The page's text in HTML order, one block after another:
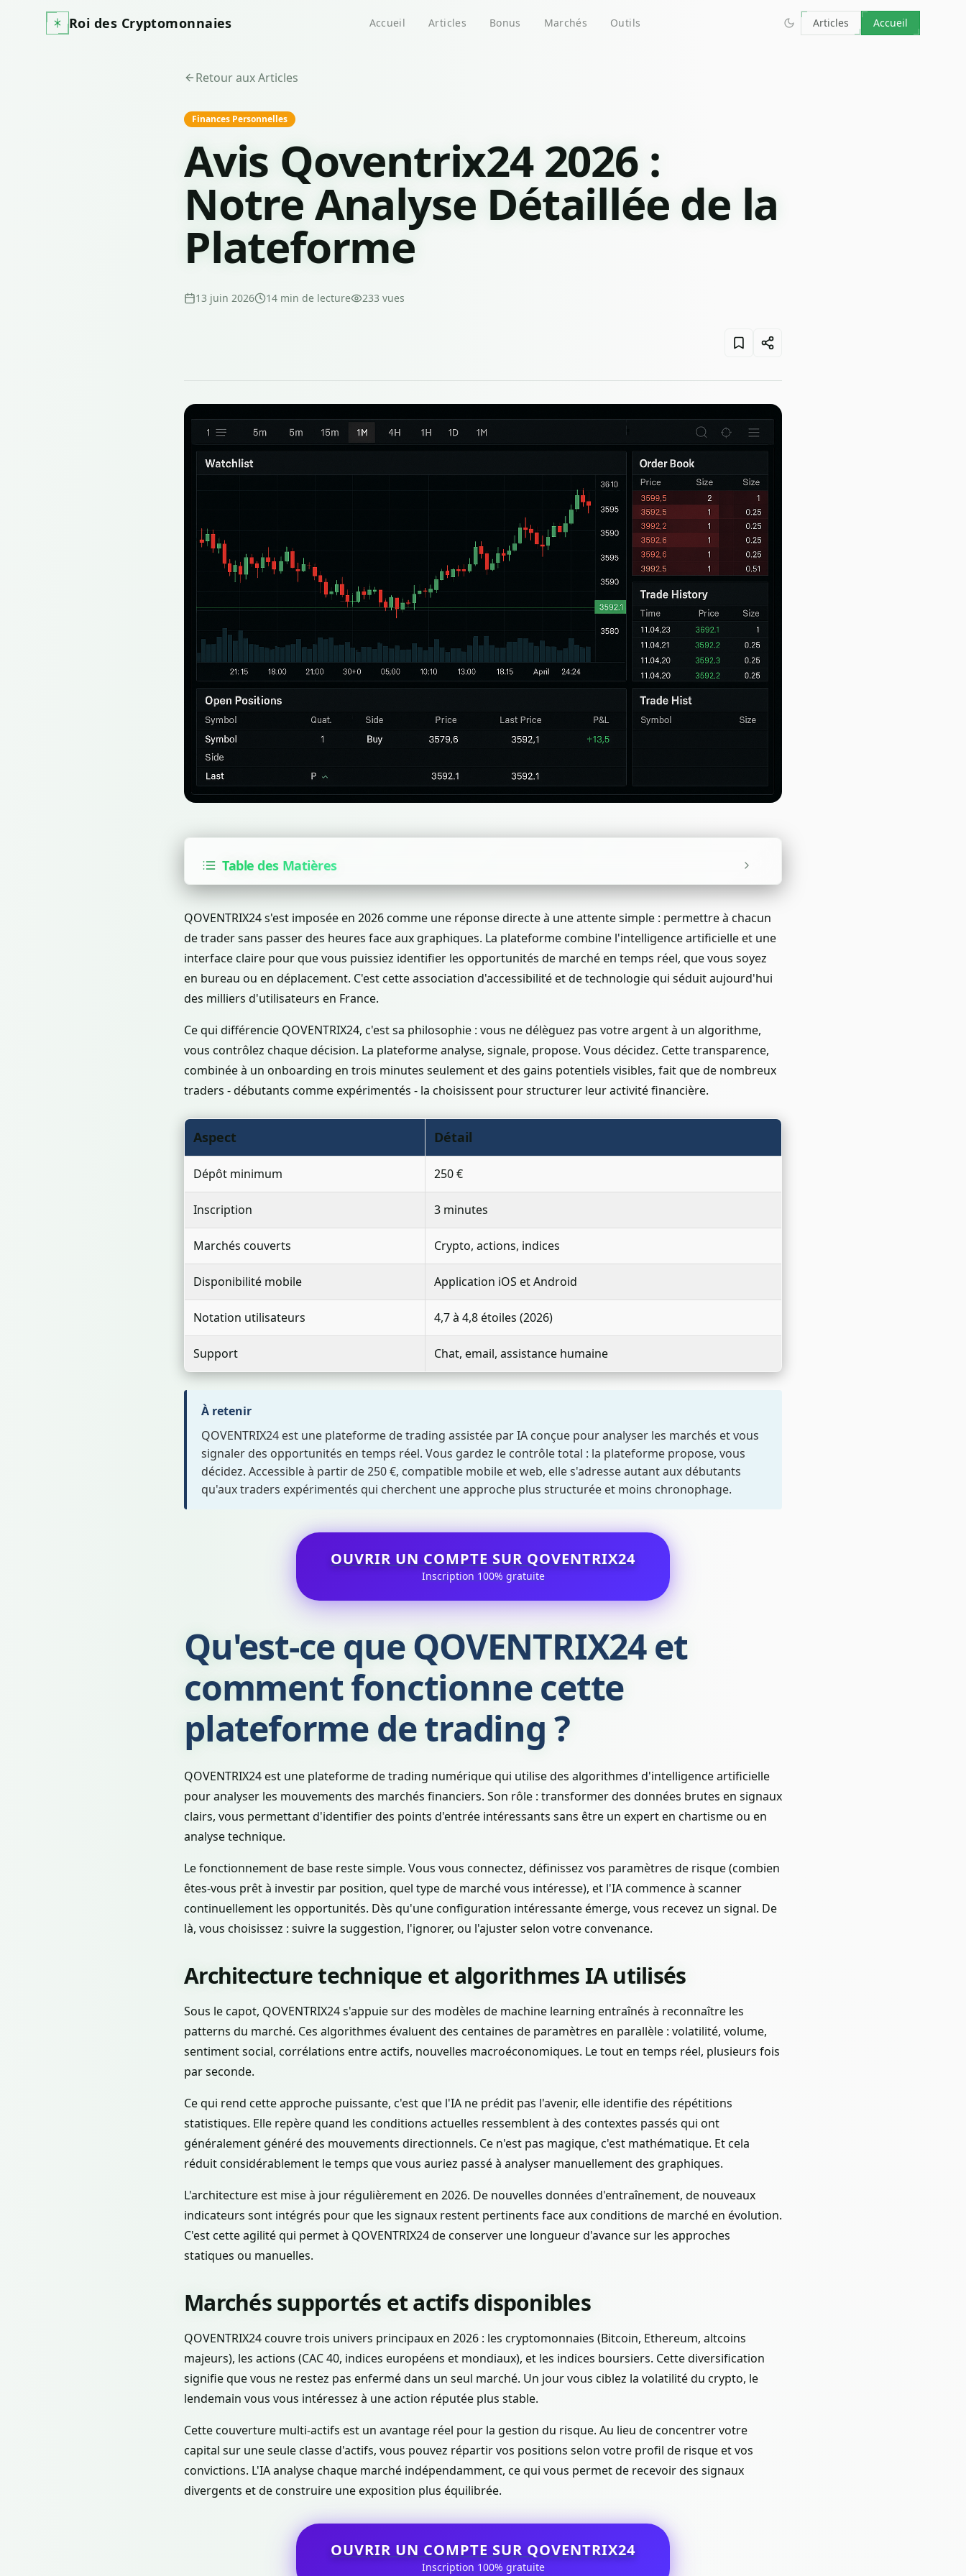
Roi des Cryptomonnaies Accueil Articles Bonus Marchés Outils Articles Accueil
Retour aux Articles
Finances Personnelles
Avis Qoventrix24 2026 :
Notre Analyse Détaillée de la
Plateforme
13 juin 2026 14 min de lecture 233 vues
Table des Matières
QOVENTRIX24 s'est imposée en 2026 comme une réponse directe à une attente simple : permettre à chacun
de trader sans passer des heures face aux graphiques. La plateforme combine l'intelligence artificielle et une
interface claire pour que vous puissiez identifier les opportunités de marché en temps réel, que vous soyez
en bureau ou en déplacement. C'est cette association d'accessibilité et de technologie qui séduit aujourd'hui
des milliers d'utilisateurs en France.
Ce qui différencie QOVENTRIX24, c'est sa philosophie : vous ne délèguez pas votre argent à un algorithme,
vous contrôlez chaque décision. La plateforme analyse, signale, propose. Vous décidez. Cette transparence,
combinée à un onboarding en trois minutes seulement et des gains potentiels visibles, fait que de nombreux
traders - débutants comme expérimentés - la choisissent pour structurer leur activité financière.
Aspect Détail
Dépôt minimum 250 €
Inscription 3 minutes
Marchés couverts Crypto, actions, indices
Disponibilité mobile Application iOS et Android
Notation utilisateurs 4,7 à 4,8 étoiles (2026)
Support Chat, email, assistance humaine
À retenir
QOVENTRIX24 est une plateforme de trading assistée par IA conçue pour analyser les marchés et vous
signaler des opportunités en temps réel. Vous gardez le contrôle total : la plateforme propose, vous
décidez. Accessible à partir de 250 €, compatible mobile et web, elle s'adresse autant aux débutants
qu'aux traders expérimentés qui cherchent une approche plus structurée et moins chronophage.
OUVRIR UN COMPTE SUR QOVENTRIX24
Inscription 100% gratuite
Qu'est-ce que QOVENTRIX24 et
comment fonctionne cette
plateforme de trading ?
QOVENTRIX24 est une plateforme de trading numérique qui utilise des algorithmes d'intelligence artificielle
pour analyser les mouvements des marchés financiers. Son rôle : transformer des données brutes en signaux
clairs, vous permettant d'identifier des points d'entrée intéressants sans être un expert en chartisme ou en
analyse technique.
Le fonctionnement de base reste simple. Vous vous connectez, définissez vos paramètres de risque (combien
êtes-vous prêt à investir par position, quel type de marché vous intéresse), et l'IA commence à scanner
continuellement les opportunités. Dès qu'une configuration intéressante émerge, vous recevez un signal. De
là, vous choisissez : suivre la suggestion, l'ignorer, ou l'ajuster selon votre convenance.
Architecture technique et algorithmes IA utilisés
Sous le capot, QOVENTRIX24 s'appuie sur des modèles de machine learning entraînés à reconnaître les
patterns du marché. Ces algorithmes évaluent des centaines de paramètres en parallèle : volatilité, volume,
sentiment social, corrélations entre actifs, nouvelles macroéconomiques. Le tout en temps réel, plusieurs fois
par seconde.
Ce qui rend cette approche puissante, c'est que l'IA ne prédit pas l'avenir, elle identifie des répétitions
statistiques. Elle repère quand les conditions actuelles ressemblent à des contextes passés qui ont
généralement généré des mouvements directionnels. Ce n'est pas magique, c'est mathématique. Et cela
réduit considérablement le temps que vous auriez passé à analyser manuellement des graphiques.
L'architecture est mise à jour régulièrement en 2026. De nouvelles données d'entraînement, de nouveaux
indicateurs sont intégrés pour que les signaux restent pertinents face aux conditions de marché en évolution.
C'est cette agilité qui permet à QOVENTRIX24 de conserver une longueur d'avance sur les approches
statiques ou manuelles.
Marchés supportés et actifs disponibles
QOVENTRIX24 couvre trois univers principaux en 2026 : les cryptomonnaies (Bitcoin, Ethereum, altcoins
majeurs), les actions (CAC 40, indices européens et mondiaux), et les indices boursiers. Cette diversification
signifie que vous ne restez pas enfermé dans un seul marché. Un jour vous ciblez la volatilité du crypto, le
lendemain vous vous intéressez à une action réputée plus stable.
Cette couverture multi-actifs est un avantage réel pour la gestion du risque. Au lieu de concentrer votre
capital sur une seule classe d'actifs, vous pouvez répartir vos positions selon votre profil de risque et vos
convictions. L'IA analyse chaque marché indépendamment, ce qui vous permet de recevoir des signaux
divergents et de construire une exposition plus équilibrée.
OUVRIR UN COMPTE SUR QOVENTRIX24
Inscription 100% gratuite